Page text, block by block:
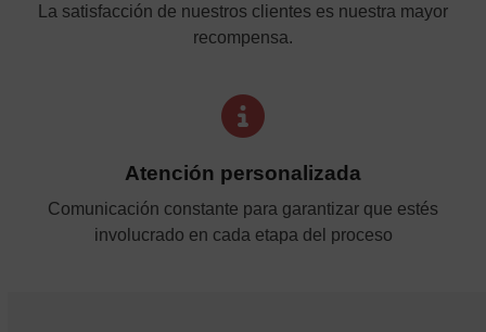
La satisfacción de nuestros clientes es nuestra mayor
recompensa.
Atención personalizada
Comunicación constante para garantizar que estés
involucrado en cada etapa del proceso